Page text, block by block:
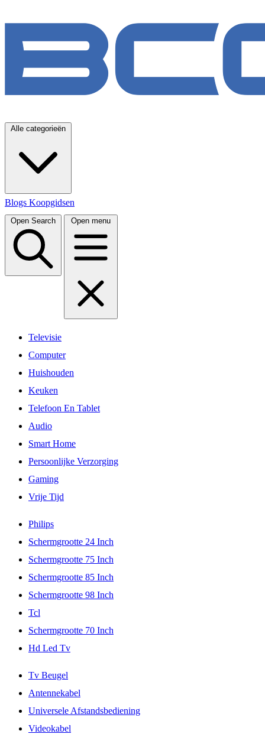
Alle categorieën
Blogs Koopgidsen
Open Search Open menu
Televisie
Computer
Huishouden
Keuken
Telefoon En Tablet
Audio
Smart Home
Persoonlijke Verzorging
Gaming
Vrije Tijd
Philips
Schermgrootte 24 Inch
Schermgrootte 75 Inch
Schermgrootte 85 Inch
Schermgrootte 98 Inch
Tcl
Schermgrootte 70 Inch
Hd Led Tv
Tv Beugel
Antennekabel
Universele Afstandsbediening
Videokabel